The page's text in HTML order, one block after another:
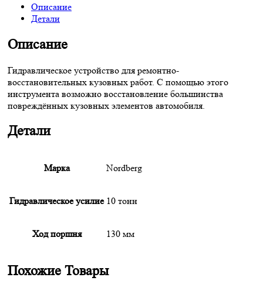
Описание
Детали
Описание
Гидравлическое устройство для ремонтно-
восстановительных кузовных работ. С помощью этого
инструмента возможно восстановление большинства
повреждённых кузовных элементов автомобиля.
Детали
Марка Nordberg
Гидравлическое усилие 10 тонн
Ход поршня 130 мм
Похожие Товары